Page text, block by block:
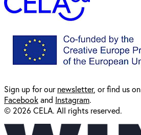
Sign up for ournewsletter, or find us on
Facebookand Instagram.
© 2026 CELA. All rights reserved.